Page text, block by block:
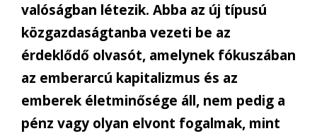
valóságban létezik. Abba az új típusú
közgazdaságtanba vezeti be az
érdeklődő olvasót, amelynek fókuszában
az emberarcú kapitalizmus és az
emberek életminősége áll, nem pedig a
pénz vagy olyan elvont fogalmak, mint